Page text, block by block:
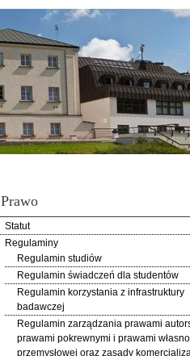
Prawo
Statut
Regulaminy
Regulamin studiów
Regulamin świadczeń dla studentów
Regulamin korzystania z infrastruktury
badawczej
Regulamin zarządzania prawami
prawami pokrewnymi i prawami
przemysłowej oraz zasady